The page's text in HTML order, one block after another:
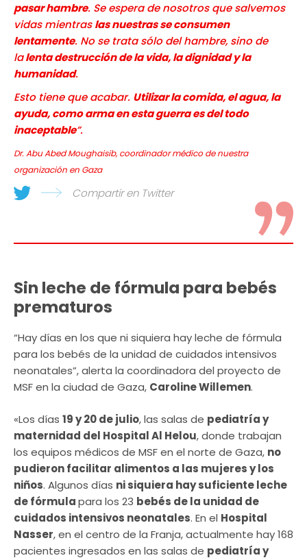
pasar hambre. Se espera de nosotros que salvemos
vidas mientraslas nuestras se consumen
lentamente. No se trata sólo del hambre, sino de
lalenta destrucción de la vida, la dignidad y la
humanidad.
Esto tiene que acabar. Utilizar la comida, el agua, la
ayuda, como arma en esta guerra es del todo
inaceptable”.
Dr. Abu Abed Moughaisib, coordinador médico de nuestra
organización en Gaza
Compartir en Twitter
Sin leche de fórmula para bebés
prematuros
“Hay días en los que ni siquiera hay leche de fórmula
para los bebés de la unidad de cuidados intensivos
neonatales”, alerta la coordinadora del proyecto de
MSF en la ciudad de Gaza, Caroline Willemen.
«Los días 19 y 20 de julio, las salas de pediatría y
maternidad del Hospital Al Helou, donde trabajan
los equipos médicos de MSF en el norte de Gaza, no
pudieron facilitar alimentos a las mujeres y los
niños. Algunos días ni siquiera hay suficiente leche
de fórmulapara los 23 bebés de la unidad de
cuidados intensivos neonatales. En el Hospital
Nasser, en el centro de la Franja, actualmente hay 168
pacientes ingresados en las salas de pediatría y